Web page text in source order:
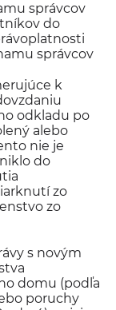
správcov
do
správcov
k
odkladu po
alebo
nie je
do
zo
zo
s novým
domu (podľa
poruchy